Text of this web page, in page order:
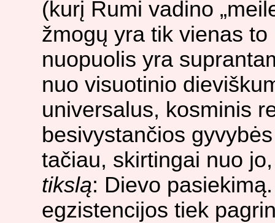
(kurį Rumi vadino
žmogų yra tik vienas
nuopuolis yra
nuo visuotinio
universalus, kosminis
besivystančios
tačiau, skirtingai nuo
tikslą: Dievo
egzistencijos tiek